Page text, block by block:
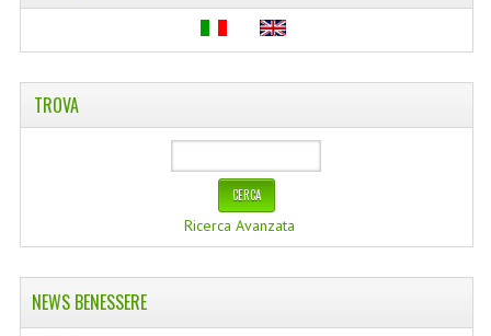
FIORI DI BACH
LINEA OK
PINTEREST
TUMBLR
SCAMBIO LINKS
CONTATTACI
TROVA
Ricerca Avanzata
NEWS BENESSERE